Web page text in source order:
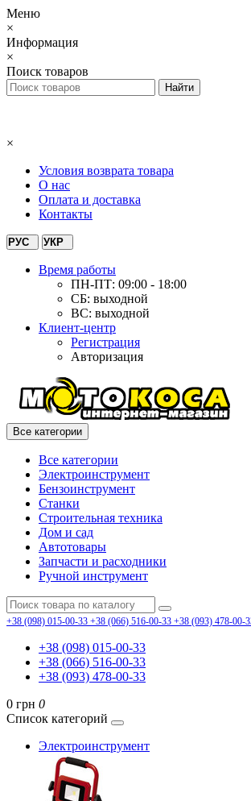
Меню
×
Информация
×
Поиск товаров
×
Условия возврата товара
О нас
Оплата и доставка
Контакты
РУС УКР
Время работы
ПН-ПТ: 09:00 - 18:00
СБ: выходной
ВС: выходной
Клиент-центр
Регистрация
Авторизация
Все категории
Все категории
Электроинструмент
Бензоинструмент
Станки
Строительная техника
Дом и сад
Автотовары
Запчасти и расходники
Ручной инструмент
+38 (098) 015-00-33 +38 (066) 516-00-33 +38 (093) 478-00-
+38 (098) 015-00-33
+38 (066) 516-00-33
+38 (093) 478-00-33
0 грн 0
Список категорий
Электроинструмент